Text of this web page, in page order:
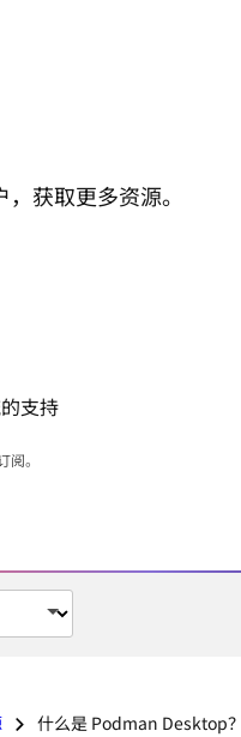
获取更多资源。
支持
。
什么是 Podman Desktop？